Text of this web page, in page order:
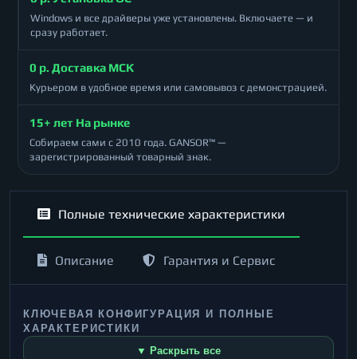
Windows и все драйверы уже установлены. Включаете — и
сразу работает.
0 р. Доставка МСК
Курьером в удобное время или самовывоз с демонстрацией.
15+ лет На рынке
Собираем сами с 2010 года. GANSOR™ —
зарегистрированный товарный знак.
Полные технические характеристики
Описание Гарантия и Сервис
КЛЮЧЕВАЯ КОНФИГУРАЦИЯ И ПОЛНЫЕ
ХАРАКТЕРИСТИКИ
▼ Раскрыть все